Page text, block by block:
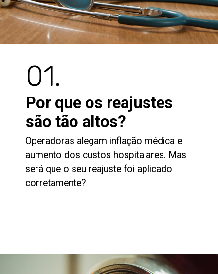
Por que os reajustes
são tão altos?
01.
Operadoras alegam inflação médica e
aumento dos custos hospitalares. Mas
será que o seu reajuste foi aplicado
corretamente?